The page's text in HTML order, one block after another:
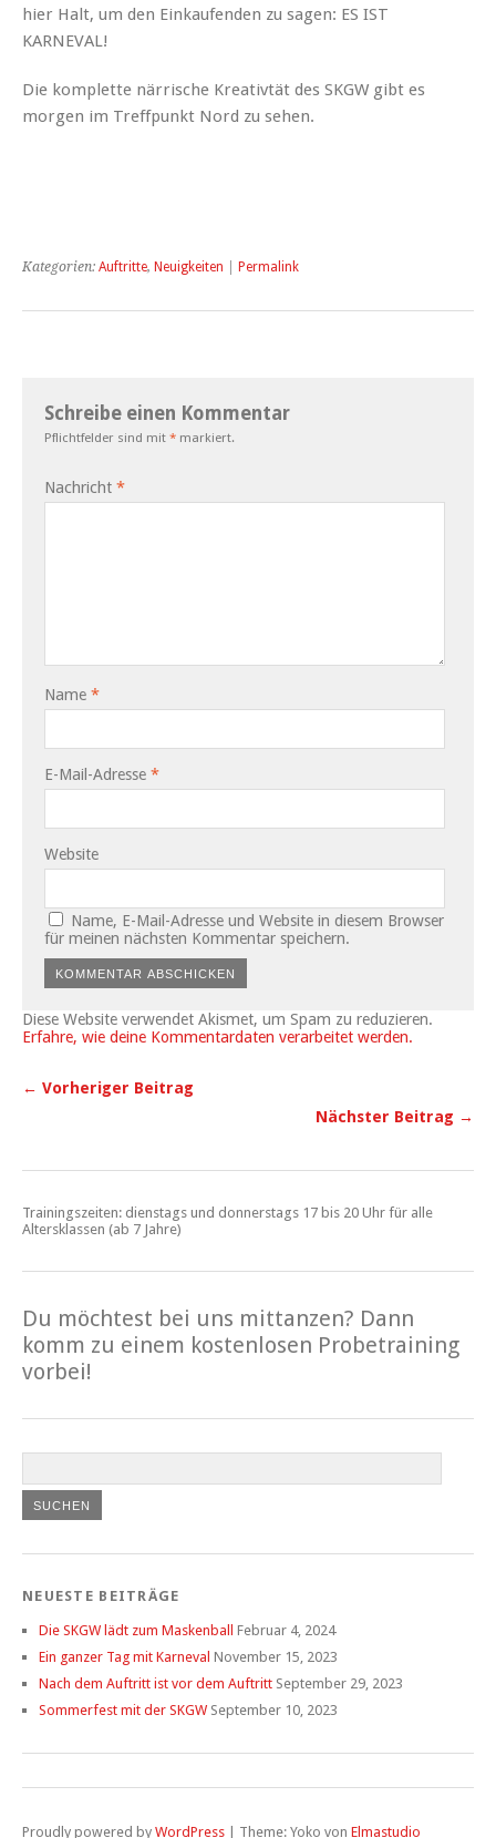
hier Halt, um den Einkaufenden zu sagen: ES IST
KARNEVAL!
Die komplette närrische Kreativtät des SKGW gibt es
morgen im Treffpunkt Nord zu sehen.
Kategorien: Auftritte, Neuigkeiten Permalink
Schreibe einen Kommentar
Pflichtfelder sind mit * markiert.
Nachricht *
Name *
E-Mail-Adresse *
Website
Name, E-Mail-Adresse und Website in diesem Browser
für meinen nächsten Kommentar speichern.
Diese Website verwendet Akismet, um Spam zu reduzieren.
Erfahre, wie deine Kommentardaten verarbeitet werden.
← Vorheriger Beitrag
Nächster Beitrag →
Trainingszeiten: dienstags und donnerstags 17 bis 20 Uhr für alle
Altersklassen (ab 7 Jahre)
Du möchtest bei uns mittanzen? Dann
komm zu einem kostenlosen Probetraining
vorbei!
NEUESTE BEITRÄGE
Die SKGW lädt zum Maskenball
Februar 4, 2024
Ein ganzer Tag mit Karneval November 15, 2023
Nach dem Auftritt ist vor dem Auftritt September 29, 2023
Sommerfest mit der SKGW September 10, 2023
Proudly powered by WordPress Theme: Yoko von Elmastudio